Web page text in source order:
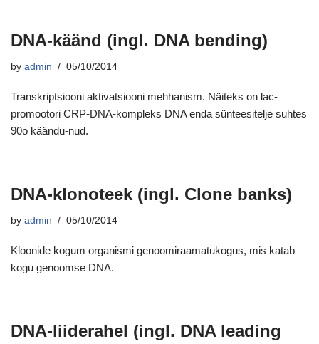
DNA-käänd (ingl. DNA bending)
by admin 05/10/2014
Transkriptsiooni aktivatsiooni mehhanism. Näiteks on lac-
promootori CRP-DNA-kompleks DNA enda sünteesitelje suhtes
90o käändu-nud.
DNA-klonoteek (ingl. Clone banks)
by admin 05/10/2014
Kloonide kogum organismi genoomiraamatukogus, mis katab
kogu genoomse DNA.
DNA-liiderahel (ingl. DNA leading